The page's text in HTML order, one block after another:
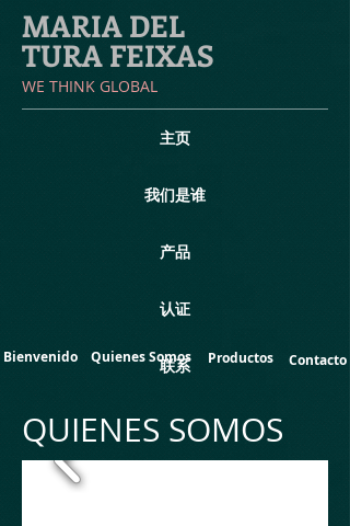
MARIA DEL
TURA FEIXAS
​WE THINK GLOBAL
主页
我们是谁
产品
认证
联系
Bienvenido Quienes Somos Productos Contacto
QUIENES SOMOS